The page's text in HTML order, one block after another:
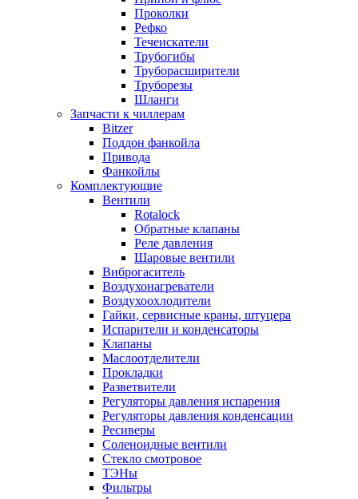
Проколки
Рефко
Течеискатели
Трубогибы
Труборасширители
Труборезы
Шланги
Запчасти к чиллерам
Bitzer
Поддон фанкойла
Привода
Фанкойлы
Комплектующие
Вентили
Rotalock
Обратные клапаны
Реле давления
Шаровые вентили
Виброгаситель
Воздухонагреватели
Воздухоохлодители
Гайки, сервисные краны, штуцера
Испарители и конденсаторы
Клапаны
Маслоотделители
Прокладки
Разветвители
Регуляторы давления испарения
Регуляторы давления конденсации
Ресиверы
Соленоидные вентили
Стекло смотровое
ТЭНы
Фильтры